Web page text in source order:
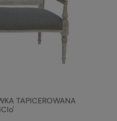
TAPICEROWANA